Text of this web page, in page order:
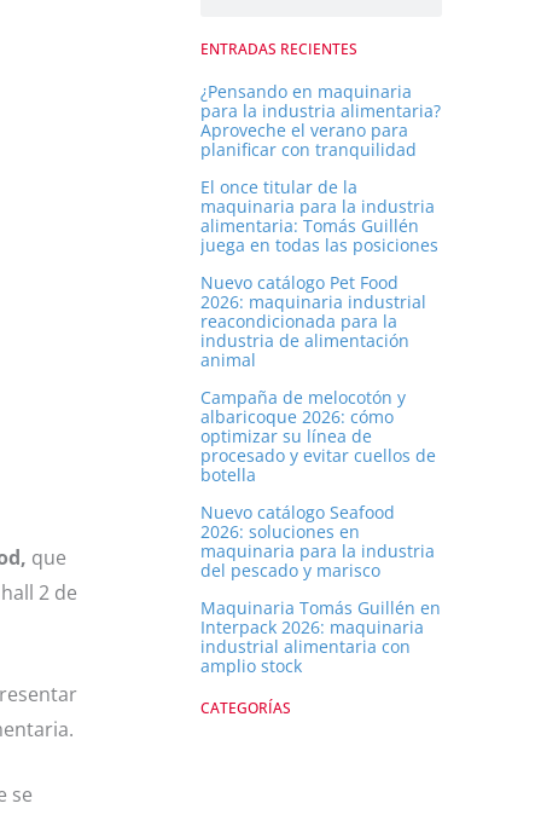
que
2 de
se
c
a
r
s
c
a
r
ENTRADAS RECIENTES
¿Pensando en maquinaria
para la industria alimentaria?
Aproveche el verano para
planificar con tranquilidad
El once titular de la
maquinaria para la industria
alimentaria: Tomás Guillén
juega en todas las posiciones
Nuevo catálogo Pet Food
2026: maquinaria industrial
reacondicionada para la
industria de alimentación
animal
Campaña de melocotón y
albaricoque 2026: cómo
optimizar su línea de
procesado y evitar cuellos de
botella
Nuevo catálogo Seafood
2026: soluciones en
maquinaria para la industria
del pescado y marisco
Maquinaria Tomás Guillén en
Interpack 2026: maquinaria
industrial alimentaria con
amplio stock
CATEGORÍAS